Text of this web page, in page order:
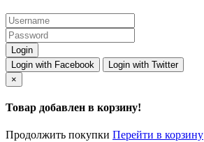
Login with Facebook
Login with Twitter
×
Товар добавлен в корзину!
Продолжить покупки Перейти в корзину